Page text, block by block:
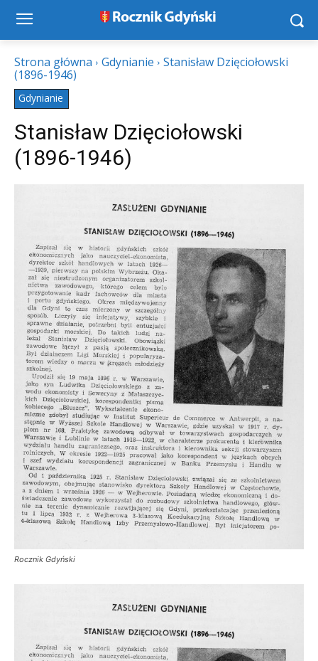
Strona główna Gdynianie
Stanisław Dzięciołowski
(1896-1946)
Gdynianie
Stanisław Dzięciołowski
(1896-1946)
Rocznik Gdyński